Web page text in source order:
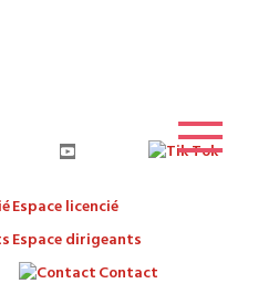
Espace licencié
Espace dirigeants
Contact